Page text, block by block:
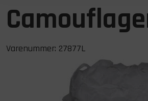
Varenummer: 27877L